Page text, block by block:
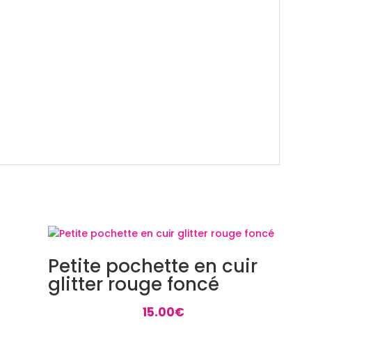
Petite pochette en cuir
glitter rouge foncé
15.00€